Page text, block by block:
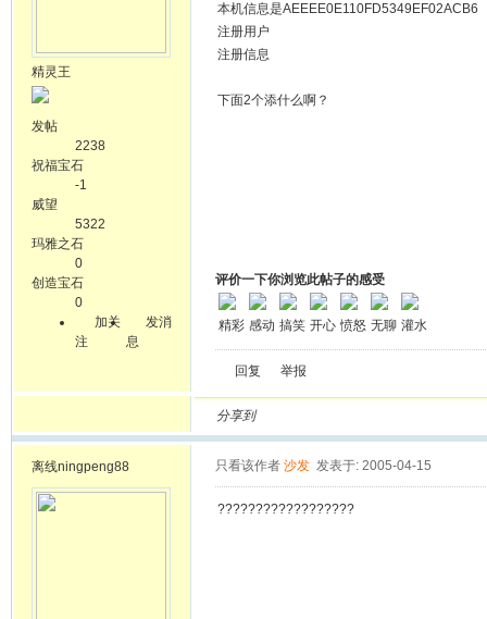
精灵王
发帖
2238
祝福宝石
-1
威望
5322
玛雅之石
0
创造宝石
0
加关
注
发消
息
本机信息是AEEEE0E110FD5349EF02ACB6
注册用户
注册信息
下面2个添什么啊？
评价一下你浏览此帖子的感受
精彩 感动 搞笑 开心 愤怒 无聊 灌水
回复 举报
分享到
离线ningpeng88 只看该作者 沙发 发表于: 2005-04-15
??????????????????